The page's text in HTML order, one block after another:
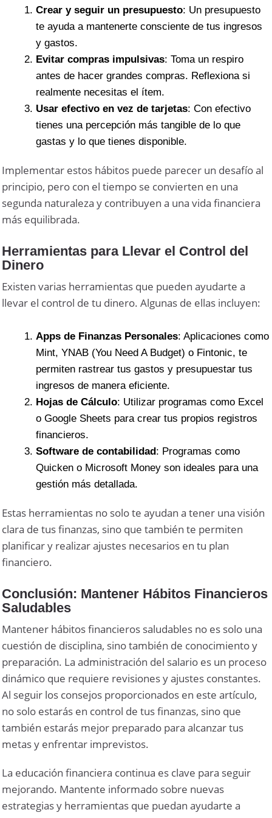
Crear y seguir un presupuesto: Un presupuesto
te ayuda a mantenerte consciente de tus ingresos
y gastos.
Evitar compras impulsivas: Toma un respiro
antes de hacer grandes compras. Reflexiona si
realmente necesitas el ítem.
Usar efectivo en vez de tarjetas: Con efectivo
tienes una percepción más tangible de lo que
gastas y lo que tienes disponible.
Implementar estos hábitos puede parecer un desafío al
principio, pero con el tiempo se convierten en una
segunda naturaleza y contribuyen a una vida financiera
más equilibrada.
Herramientas para Llevar el Control del
Dinero
Existen varias herramientas que pueden ayudarte a
llevar el control de tu dinero. Algunas de ellas incluyen:
Apps de Finanzas Personales: Aplicaciones como
Mint, YNAB (You Need A Budget) o Fintonic, te
permiten rastrear tus gastos y presupuestar tus
ingresos de manera eficiente.
Hojas de Cálculo: Utilizar programas como Excel
o Google Sheets para crear tus propios registros
financieros.
Software de contabilidad: Programas como
Quicken o Microsoft Money son ideales para una
gestión más detallada.
Estas herramientas no solo te ayudan a tener una visión
clara de tus finanzas, sino que también te permiten
planificar y realizar ajustes necesarios en tu plan
financiero.
Conclusión: Mantener Hábitos Financieros
Saludables
Mantener hábitos financieros saludables no es solo una
cuestión de disciplina, sino también de conocimiento y
preparación. La administración del salario es un proceso
dinámico que requiere revisiones y ajustes constantes.
Al seguir los consejos proporcionados en este artículo,
no solo estarás en control de tus finanzas, sino que
también estarás mejor preparado para alcanzar tus
metas y enfrentar imprevistos.
La educación financiera continua es clave para seguir
mejorando. Mantente informado sobre nuevas
estrategias y herramientas que puedan ayudarte a